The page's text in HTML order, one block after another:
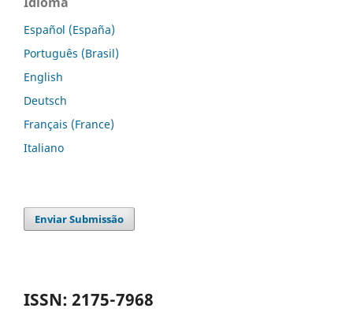
Español (España)
Português (Brasil)
English
Deutsch
Français (France)
Italiano
Enviar Submissão
ISSN: 2175-7968